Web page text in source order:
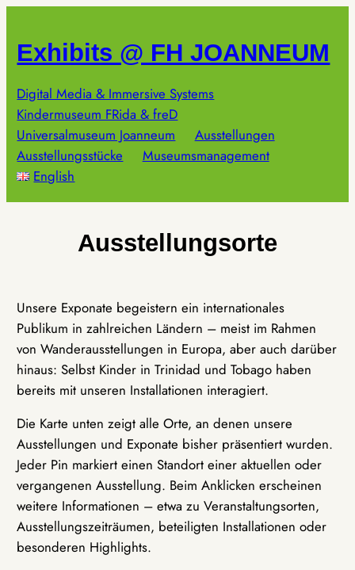
springen
Exhibits @ FH JOANNEUM
Digital Media & Immersive Systems
Kindermuseum FRida & freD
Universalmuseum Joanneum
Ausstellungen
Ausstellungsstücke
Museumsmanagement
English
Ausstellungsorte
Unsere Exponate begeistern ein internationales
Publikum in zahlreichen Ländern – meist im Rahmen
von Wanderausstellungen in Europa, aber auch darüber
hinaus: Selbst Kinder in Trinidad und Tobago haben
bereits mit unseren Installationen interagiert.
Die Karte unten zeigt alle Orte, an denen unsere
Ausstellungen und Exponate bisher präsentiert wurden.
Jeder Pin markiert einen Standort einer aktuellen oder
vergangenen Ausstellung. Beim Anklicken erscheinen
weitere Informationen – etwa zu Veranstaltungsorten,
Ausstellungszeiträumen, beteiligten Installationen oder
besonderen Highlights.